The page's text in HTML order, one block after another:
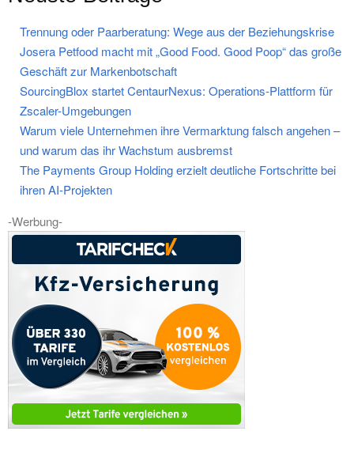
Trennung oder Paarberatung: Wege aus der Beziehungskrise
Josera Petfood macht mit „Good Food. Good Poop“ das große
Geschäft zur Markenbotschaft
SourcingBlox startet CentaurNexus: Operations-Plattform für
Zscaler-Umgebungen
Warum viele Unternehmen ihre Vermarktung falsch angehen –
und warum das ihr Wachstum ausbremst
The Payments Group Holding erzielt deutliche Fortschritte bei
ihren AI-Projekten
-Werbung-